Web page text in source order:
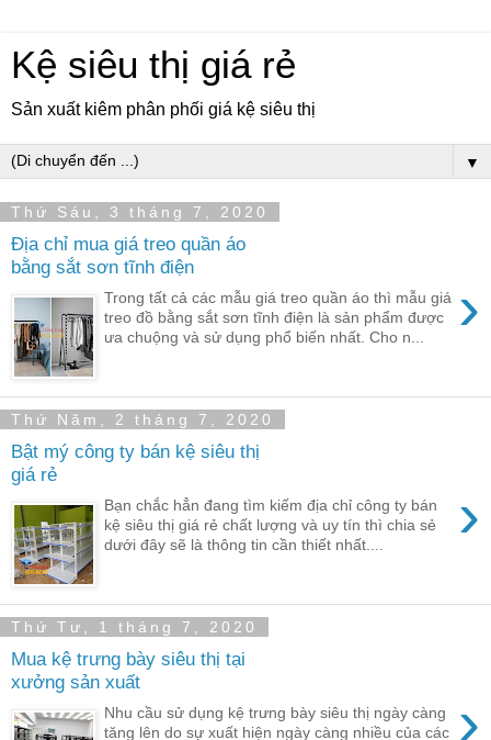
Kệ siêu thị giá rẻ
Sản xuất kiêm phân phối giá kệ siêu thị
▼
Thứ Sáu, 3 tháng 7, 2020
Địa chỉ mua giá treo quần áo
bằng sắt sơn tĩnh điện
›
Trong tất cả các mẫu giá treo quần áo thì mẫu giá
treo đồ bằng sắt sơn tĩnh điện là sản phẩm được
ưa chuộng và sử dụng phổ biến nhất. Cho n...
Thứ Năm, 2 tháng 7, 2020
Bật mý công ty bán kệ siêu thị
giá rẻ
›
Bạn chắc hẳn đang tìm kiếm địa chỉ công ty bán
kệ siêu thị giá rẻ chất lượng và uy tín thì chia sẻ
dưới đây sẽ là thông tin cần thiết nhất....
Thứ Tư, 1 tháng 7, 2020
Mua kệ trưng bày siêu thị tại
xưởng sản xuất
›
Nhu cầu sử dụng kệ trưng bày siêu thị ngày càng
tăng lên do sự xuất hiện ngày càng nhiều của các